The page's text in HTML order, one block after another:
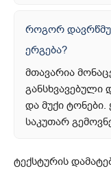
როგორ
ერგება?
მთავარია
განსხვავებული
და მუქი
საკუთარ
ტექსტურის